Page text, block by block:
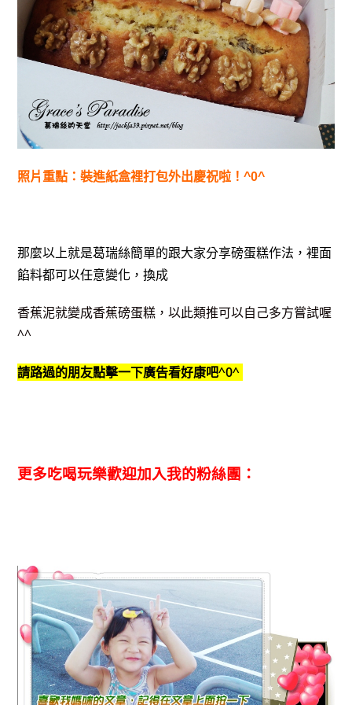
照片重點：裝進紙盒裡打包外出慶祝啦！^0^
那麼以上就是葛瑞絲簡單的跟大家分享磅蛋糕作法，裡面
餡料都可以任意變化，換成
香蕉泥就變成香蕉磅蛋糕，以此類推可以自己多方嘗試喔
^^
請路過的朋友點擊一下廣告看好康吧^0^
更多吃喝玩樂歡迎加入我的粉絲團：